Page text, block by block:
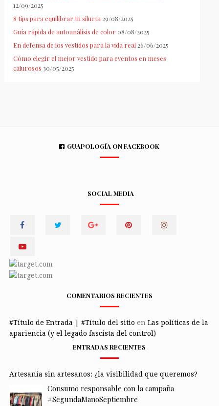
12/09/2025
8 tips para equilibrar tu silueta 29/08/2025
Guía rápida de autoanálisis de color 08/08/2025
En defensa de los vestidos para la vida real 26/06/2025
Cómo elegir el mejor vestido para eventos en meses
calurosos 30/05/2025
GUAPOLOGÍA ON FACEBOOK
SOCIAL MEDIA
COMENTARIOS RECIENTES
#Título de Entrada | #Título del sitio en Las políticas de la
apariencia (y el legado fascista del control)
ENTRADAS RECIENTES
Artesanía sin artesanos: ¿la visibilidad que queremos?
Consumo responsable con la campaña
#SegundaManoSeptiembre